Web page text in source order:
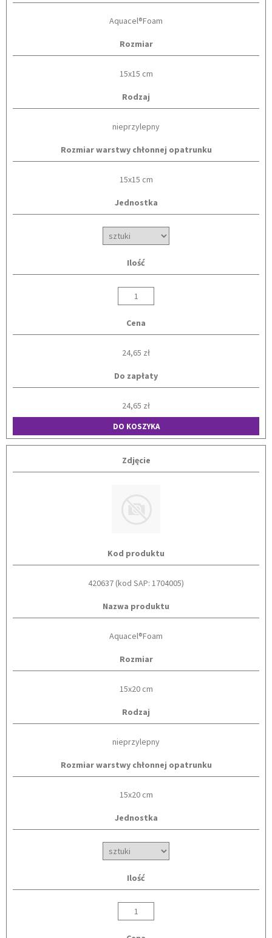
Aquacel®Foam
Rozmiar
15x15 cm
Rodzaj
nieprzylepny
Rozmiar warstwy chłonnej opatrunku
15x15 cm
Jednostka
Ilość
Cena
24,65 zł
Do zapłaty
24,65 zł
DO KOSZYKA
Zdjęcie
Kod produktu
420637 (kod SAP: 1704005)
Nazwa produktu
Aquacel®Foam
Rozmiar
15x20 cm
Rodzaj
nieprzylepny
Rozmiar warstwy chłonnej opatrunku
15x20 cm
Jednostka
Ilość